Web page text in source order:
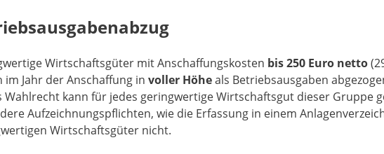
Wirtschaftsgüter mit Anschaffungskosten bis 250 Euro netto
im Jahr der Anschaffung in voller Höheals Betriebsausgaben
Wahlrecht kann für jedes geringwertige Wirtschaftsgut dieser Gruppe
Aufzeichnungspflichten, wie die Erfassung in einem
Wirtschaftsgüter nicht.